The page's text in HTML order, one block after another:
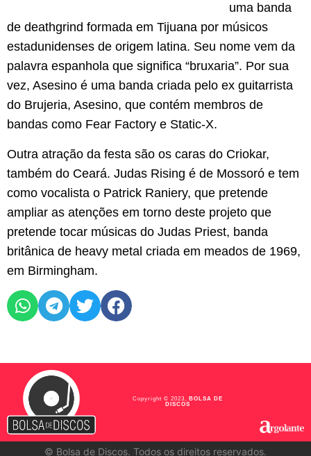
uma banda
de deathgrind formada em Tijuana por músicos
estadunidenses de origem latina. Seu nome vem da
palavra espanhola que significa “bruxaria”. Por sua
vez, Asesino é uma banda criada pelo ex guitarrista
do Brujeria, Asesino, que contém membros de
bandas como Fear Factory e Static-X.
Outra atração da festa são os caras do Criokar,
também do Ceará. Judas Rising é de Mossoró e tem
como vocalista o Patrick Raniery, que pretende
ampliar as atenções em torno deste projeto que
pretende tocar músicas do Judas Priest, banda
britânica de heavy metal criada em meados de 1969,
em Birmingham.
Copyright © 2023, BOLSA DE
DISCOS
© Bolsa de Discos. Todos os direitos reservados.